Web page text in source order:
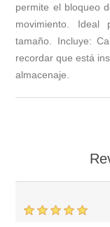
permite el bloqueo
movimiento. Ideal
tamaño. Incluye:
recordar que está
almacenaje.